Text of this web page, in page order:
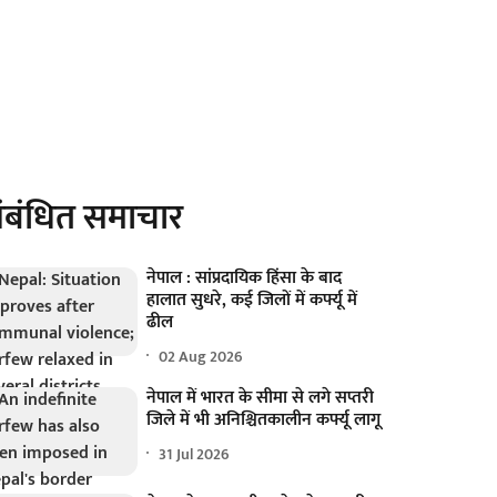
समाचार
नेपाल : सांप्रदायिक हिंसा के बाद
हालात सुधरे, कई जिलों में कर्फ्यू में
ढील
02 Aug 2026
नेपाल में भारत के सीमा से लगे सप्तरी
जिले में भी अनिश्चितकालीन कर्फ्यू लागू
31 Jul 2026